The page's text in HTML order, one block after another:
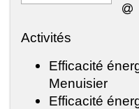
Activités
Efficacité
Menuisier
Efficacité